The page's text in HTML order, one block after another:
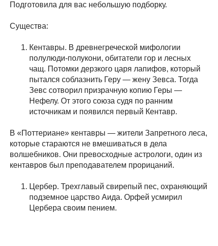
Подготовила для вас небольшую подборку.
Существа:
Кентавры. В древнегреческой мифологии
полулюди-полукони, обитатели гор и лесных
чащ. Потомки дерзкого царя лапифов, который
пытался соблазнить Геру — жену Зевса. Тогда
Зевс сотворил призрачную копию Геры —
Нефелу. От этого союза судя по ранним
источникам и появился первый Кентавр.
В «Поттериане» кентавры — жители Запретного леса,
которые стараются не вмешиваться в дела
волшебников. Они превосходные астрологи, один из
кентавров был преподавателем прорицаний.
Цербер. Трехглавый свирепый пес, охраняющий
подземное царство Аида. Орфей усмирил
Цербера своим пением.